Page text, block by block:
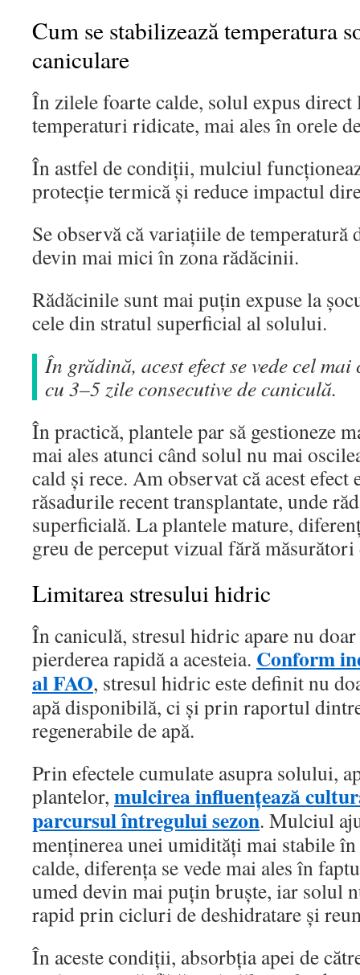
Cum se stabilizează temperatura
caniculare
În zilele foarte calde, solul expus direct
temperaturi ridicate, mai ales în orele
În astfel de condiții, mulciul
protecție termică și reduce impactul
Se observă că variațiile de temperatură
devin mai mici în zona rădăcinii.
Rădăcinile sunt mai puțin expuse la
cele din stratul superficial al solului.
În grădină, acest efect se vede cel
cu 3–5 zile consecutive de caniculă.
În practică, plantele par să gestioneze
mai ales atunci când solul nu mai
cald și rece. Am observat că acest
răsadurile recent transplantate, unde
superficială. La plantele mature,
greu de perceput vizual fără măsurători
Limitarea stresului hidric
În caniculă, stresul hidric apare nu
pierderea rapidă a acesteia. Conform
al FAO, stresul hidric este definit nu
apă disponibilă, ci și prin raportul
regenerabile de apă.
Prin efectele cumulate asupra solului,
plantelor, mulcirea influențează
parcursul întregului sezon. Mulciul
menținerea unei umidități mai stabile
calde, diferența se vede mai ales în
umed devin mai puțin bruște, iar solul
rapid prin cicluri de deshidratare și
În aceste condiții, absorbția apei de